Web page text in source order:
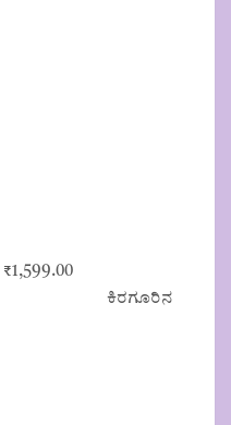
₹1,599.00
ಕಿರಗೂರಿನ